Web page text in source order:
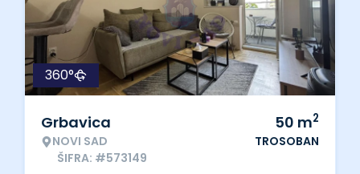
360°
Grbavica
NOVI SAD
ŠIFRA: #573149
50 m2
TROSOBAN